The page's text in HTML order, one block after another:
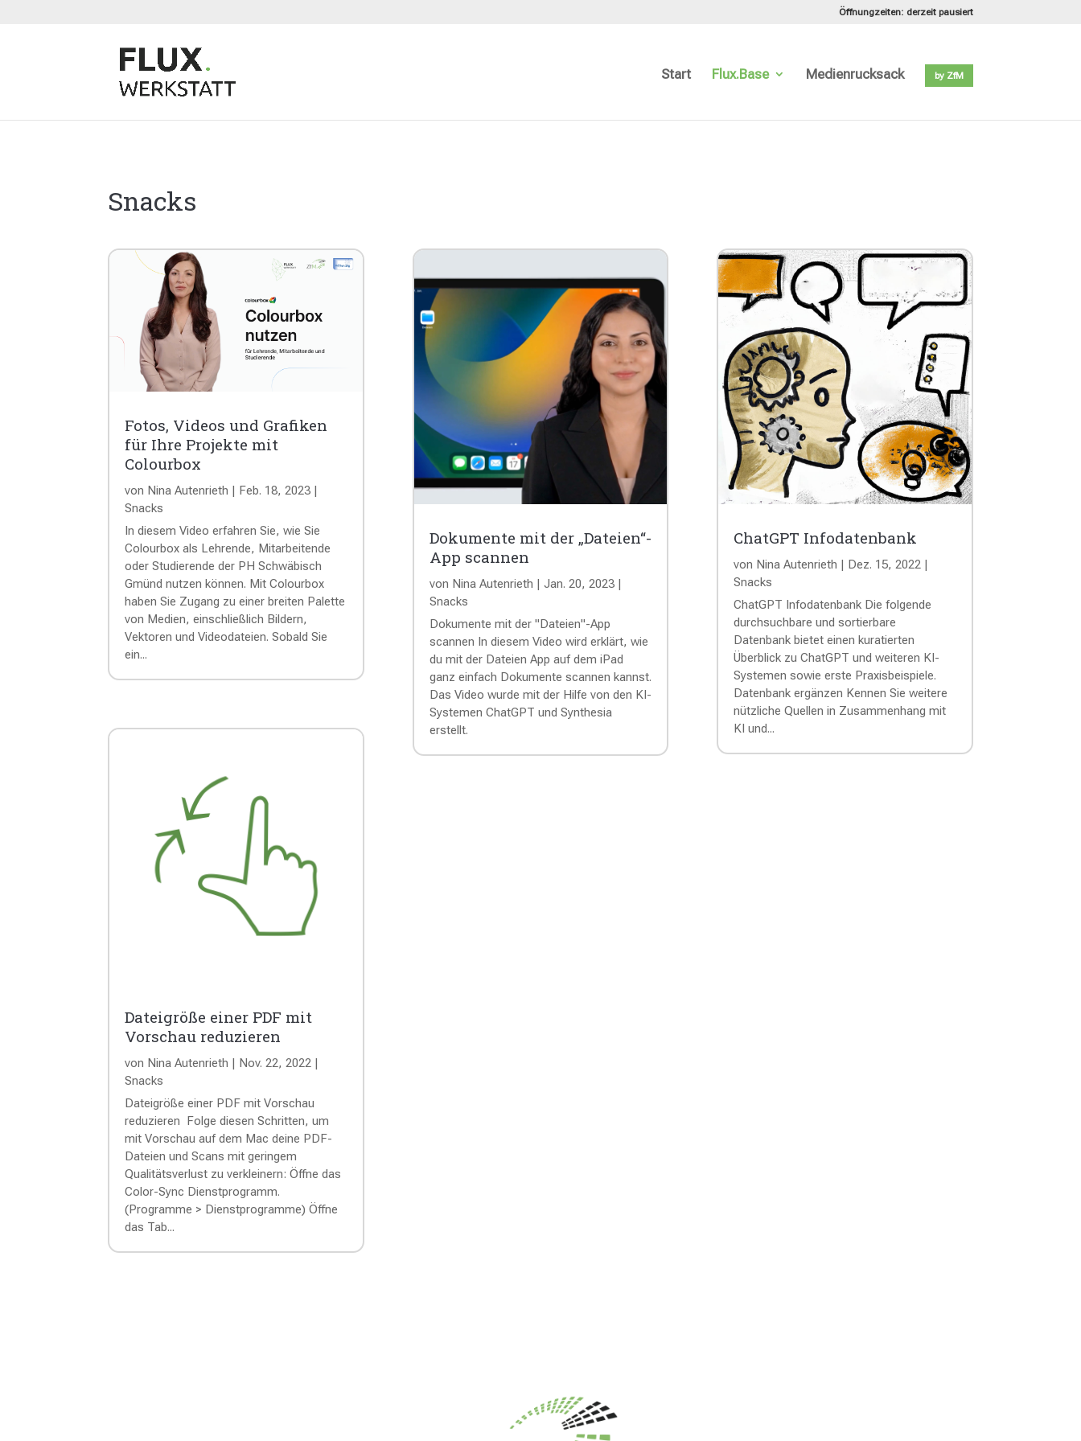
Öffnungzeiten: derzeit pausiert
Start Flux.Base Medienrucksack by ZfM
Snacks
Fotos, Videos und Grafiken
für Ihre Projekte mit
Colourbox
von Nina Autenrieth | Feb. 18, 2023 |
Snacks
In diesem Video erfahren Sie, wie Sie
Colourbox als Lehrende, Mitarbeitende
oder Studierende der PH Schwäbisch
Gmünd nutzen können. Mit Colourbox
haben Sie Zugang zu einer breiten Palette
von Medien, einschließlich Bildern,
Vektoren und Videodateien. Sobald Sie
ein...
Dateigröße einer PDF mit
Vorschau reduzieren
von Nina Autenrieth | Nov. 22, 2022 |
Snacks
Dateigröße einer PDF mit Vorschau
reduzieren Folge diesen Schritten, um
mit Vorschau auf dem Mac deine PDF-
Dateien und Scans mit geringem
Qualitätsverlust zu verkleinern: Öffne das
Color-Sync Dienstprogramm.
(Programme > Dienstprogramme) Öffne
das Tab...
Dokumente mit der „Dateien“-
App scannen
von Nina Autenrieth | Jan. 20, 2023|
Snacks
Dokumente mit der "Dateien"-App
scannen In diesem Video wird erklärt, wie
du mit der Dateien App auf dem iPad
ganz einfach Dokumente scannen kannst.
Das Video wurde mit der Hilfe von den KI-
Systemen ChatGPT und Synthesia
erstellt.
ChatGPT Infodatenbank
von Nina Autenrieth | Dez. 15, 2022|
Snacks
ChatGPT Infodatenbank Die folgende
durchsuchbare und sortierbare
Datenbank bietet einen kuratierten
Überblick zu ChatGPT und weiteren KI-
Systemen sowie erste Praxisbeispiele.
Datenbank ergänzen Kennen Sie weitere
nützliche Quellen in Zusammenhang mit
KI und...